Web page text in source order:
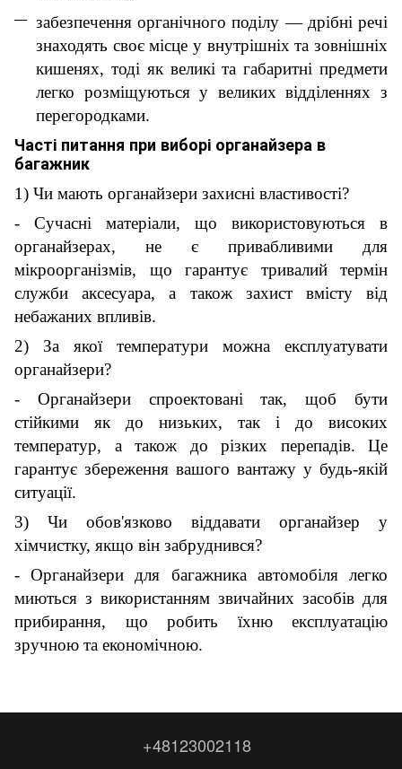
забезпечення органічного поділу — дрібні речі
знаходять своє місце у внутрішніх та зовнішніх
кишенях, тоді як великі та габаритні предмети
легко розміщуються у великих відділеннях з
перегородками.
Часті питання при виборі органайзера в
багажник
1) Чи мають органайзери захисні властивості?
- Сучасні матеріали, що використовуються в
органайзерах, не є привабливими для
мікроорганізмів, що гарантує тривалий термін
служби аксесуара, а також захист вмісту від
небажаних впливів.
2) За якої температури можна експлуатувати
органайзери?
- Органайзери спроектовані так, щоб бути
стійкими як до низьких, так і до високих
температур, а також до різких перепадів. Це
гарантує збереження вашого вантажу у будь-якій
ситуації.
3) Чи обов'язково віддавати органайзер у
хімчистку, якщо він забруднився?
- Органайзери для багажника автомобіля легко
миються з використанням звичайних засобів для
прибирання, що робить їхню експлуатацію
зручною та економічною.
+48123002118